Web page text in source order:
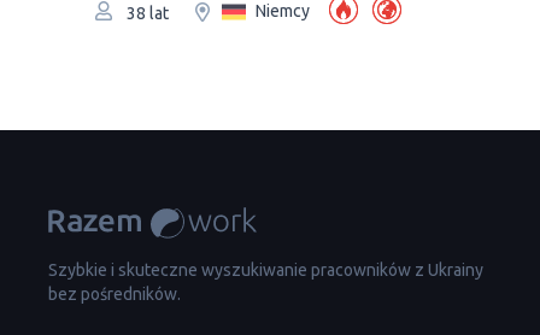
38 lat Niemcy
Szybkie i skuteczne wyszukiwanie pracowników z Ukrainy
bez pośredników.